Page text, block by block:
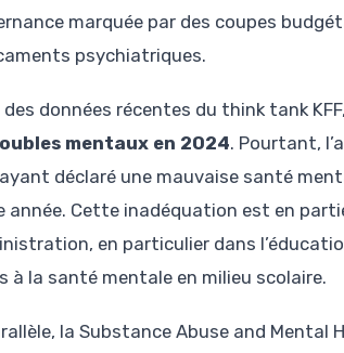
marquée par des coupes
psychiatriques.
des données récentes du think tank
mentaux en 2024. Pourtant,
déclaré une mauvaise santé
année. Cette inadéquation est en
en particulier dans
à la santé mentale en milieu scolaire.
la Substance Abuse and Mental